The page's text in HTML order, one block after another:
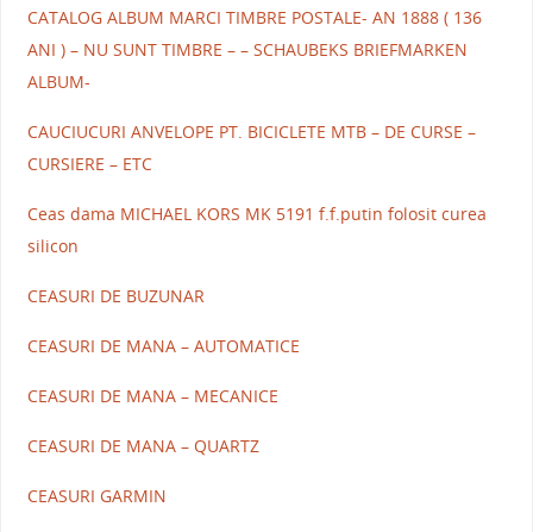
CATALOG ALBUM MARCI TIMBRE POSTALE- AN 1888 ( 136
ANI ) – NU SUNT TIMBRE – – SCHAUBEKS BRIEFMARKEN
ALBUM-
CAUCIUCURI ANVELOPE PT. BICICLETE MTB – DE CURSE –
CURSIERE – ETC
Ceas dama MICHAEL KORS MK 5191 f.f.putin folosit curea
silicon
CEASURI DE BUZUNAR
CEASURI DE MANA – AUTOMATICE
CEASURI DE MANA – MECANICE
CEASURI DE MANA – QUARTZ
CEASURI GARMIN